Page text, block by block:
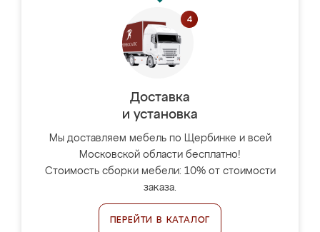
Доставка
и установка
Мы доставляем мебель по Щербинке и всей
Московской области бесплатно!
Стоимость сборки мебели: 10% от стоимости
заказа.
ПЕРЕЙТИ В КАТАЛОГ